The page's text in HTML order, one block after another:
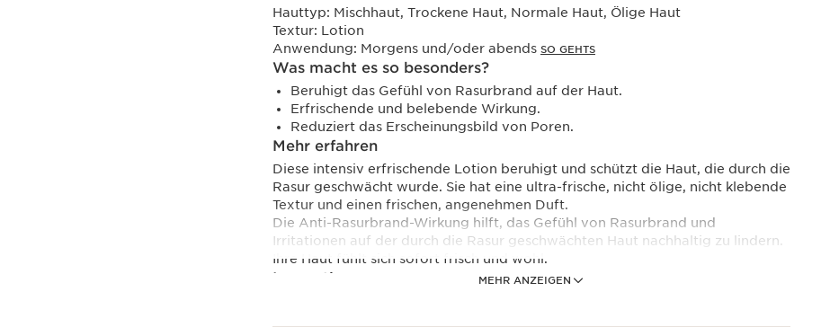
MEHR ANZEIGEN
Hauttyp: Mischhaut, Trockene Haut, Normale Haut, Ölige Haut
Textur: Lotion
Anwendung: Morgens und/oder abends SO GEHTS
Was macht es so besonders?
Beruhigt das Gefühl von Rasurbrand auf der Haut.
Erfrischende und belebende Wirkung.
Reduziert das Erscheinungsbild von Poren.
Mehr erfahren
Diese intensiv erfrischende Lotion beruhigt und schützt die Haut, die durch die
Rasur geschwächt wurde. Sie hat eine ultra-frische, nicht ölige, nicht klebende
Textur und einen frischen, angenehmen Duft.
Die Anti-Rasurbrand-Wirkung hilft, das Gefühl von Rasurbrand und
Irritationen auf der durch die Rasur geschwächten Haut nachhaltig zu lindern.
Ihre Haut fühlt sich sofort frisch und wohl.
Innovation